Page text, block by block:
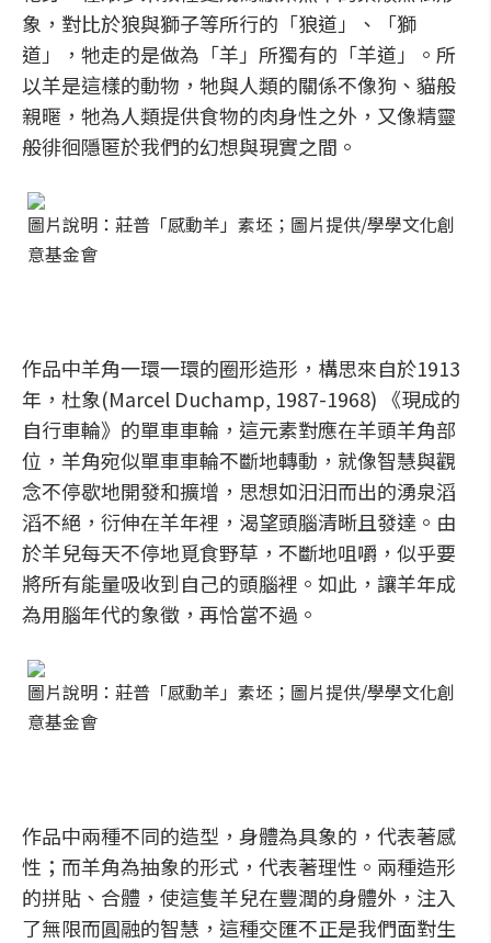
象，對比於狼與獅子等所行的「狼道」、「獅
道」，牠走的是做為「羊」所獨有的「羊道」。所
以羊是這樣的動物，牠與人類的關係不像狗、貓般
親暱，牠為人類提供食物的肉身性之外，又像精靈
般徘徊隱匿於我們的幻想與現實之間。
圖片說明：莊普「感動羊」素坯；圖片提供/學學文化創
意基金會
作品中羊角一環一環的圈形造形，構思來自於1913
年，杜象(Marcel Duchamp, 1987-1968) 《現成的
自行車輪》的單車車輪，這元素對應在羊頭羊角部
位，羊角宛似單車車輪不斷地轉動，就像智慧與觀
念不停歇地開發和擴增，思想如汩汩而出的湧泉滔
滔不絕，衍伸在羊年裡，渴望頭腦清晰且發達。由
於羊兒每天不停地覓食野草，不斷地咀嚼，似乎要
將所有能量吸收到自己的頭腦裡。如此，讓羊年成
為用腦年代的象徵，再恰當不過。
圖片說明：莊普「感動羊」素坯；圖片提供/學學文化創
意基金會
作品中兩種不同的造型，身體為具象的，代表著感
性；而羊角為抽象的形式，代表著理性。兩種造形
的拼貼、合體，使這隻羊兒在豐潤的身體外，注入
了無限而圓融的智慧，這種交匯不正是我們面對生